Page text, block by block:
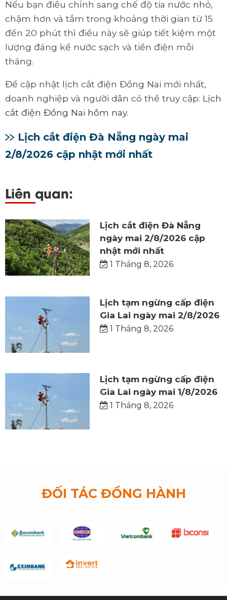
Nếu bạn điều chỉnh sang chế độ tia nước nhỏ,
chậm hơn và tắm trong khoảng thời gian từ 15
đến 20 phút thì điều này sẽ giúp tiết kiệm một
lượng đáng kể nước sạch và tiền điện mỗi
tháng.
Để cập nhật lịch cắt điện Đồng Nai mới nhất,
doanh nghiệp và người dân có thể truy cập: Lịch
cắt điện Đồng Nai hôm nay.
Lịch cắt điện Đà Nẵng ngày mai
2/8/2026 cập nhật mới nhất
Liên quan:
Lịch cắt điện Đà Nẵng
ngày mai 2/8/2026 cập
nhật mới nhất
1 Tháng 8, 2026
Lịch tạm ngừng cấp điện
Gia Lai ngày mai 2/8/2026
1 Tháng 8, 2026
Lịch tạm ngừng cấp điện
Gia Lai ngày mai 1/8/2026
1 Tháng 8, 2026
ĐỐI TÁC ĐỒNG HÀNH